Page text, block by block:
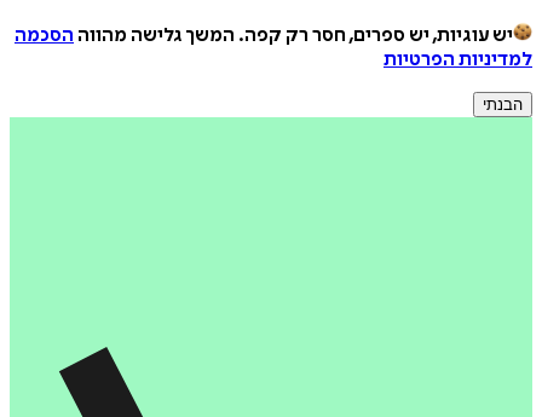
יש עוגיות, יש ספרים, חסר רק קפה.המשך גלישה מהווההסכמה
הפרטיות